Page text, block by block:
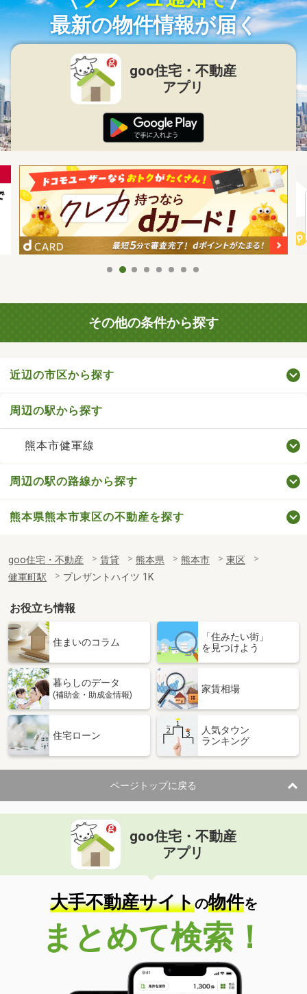
最新の物件情報が届く
goo住宅・不動産
アプリ
その他の条件から探す
近辺の市区から探す
周辺の駅から探す
熊本市健軍線
周辺の駅の路線から探す
熊本県熊本市東区の不動産を探す
goo住宅・不動産 賃貸 熊本県 熊本市
東区
健軍町駅
プレザントハイツ 1K
お役立ち情報
住まいのコラム
「住みたい街」
を見つけよう
暮らしのデータ
(補助金・助成金情報)
家賃相場
住宅ローン
人気タウン
ランキング
ページトップに戻る
goo住宅・不動産
アプリ
大手不動産サイトの物件を
まとめて検索！